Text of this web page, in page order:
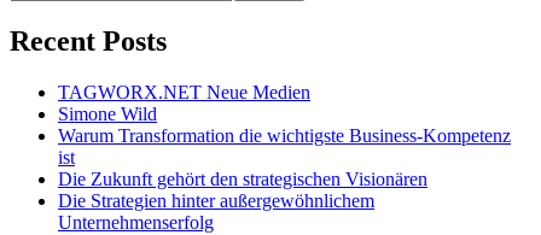
Recent Posts
TAGWORX.NET Neue Medien
Simone Wild
Warum Transformation die wichtigste Business-Kompetenz
ist
Die Zukunft gehört den strategischen Visionären
Die Strategien hinter außergewöhnlichem
Unternehmenserfolg